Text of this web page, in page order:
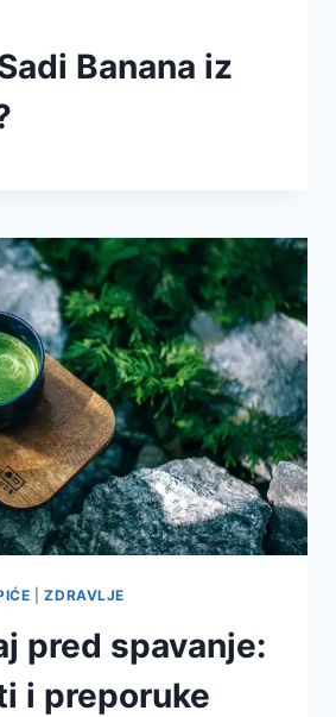
Banana iz
|ZDRAVLJE
pred spavanje:
i preporuke